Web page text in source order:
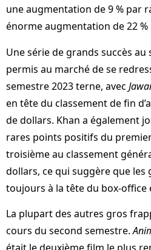
une augmentation de 9 % par
énorme augmentation de 22
Une série de grands succès au
permis au marché de se
semestre 2023 terne, avec
en tête du classement de fin
de dollars. Khan a également
rares points positifs du
troisième au classement
dollars, ce qui suggère que les
toujours à la tête du box-office
La plupart des autres gros
cours du second semestre.